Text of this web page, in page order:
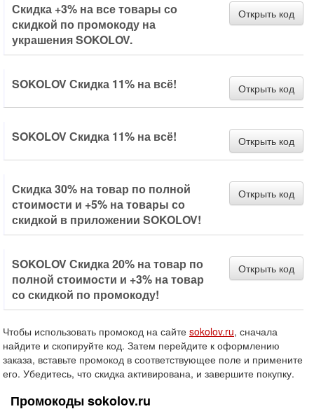
Скидка +3% на все товары со
скидкой по промокоду на
украшения SOKOLOV.
Открыть код
SOKOLOV Скидка 11% на всё! Открыть код
SOKOLOV Скидка 11% на всё! Открыть код
Скидка 30% на товар по полной
стоимости и +5% на товары со
скидкой в приложении SOKOLOV!
Открыть код
SOKOLOV Скидка 20% на товар по
полной стоимости и +3% на товар
со скидкой по промокоду!
Открыть код
Чтобы использовать промокод на сайте sokolov.ru, сначала
найдите и скопируйте код. Затем перейдите к оформлению
заказа, вставьте промокод в соответствующее поле и примените
его. Убедитесь, что скидка активирована, и завершите покупку.
Промокоды sokolov.ru